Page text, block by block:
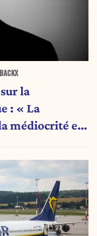
la
: « La
médiocrité et